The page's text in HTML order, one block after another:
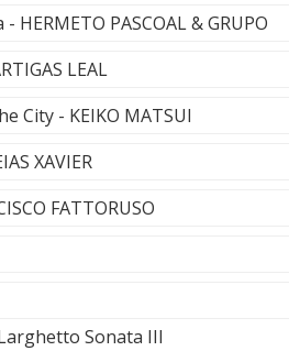
HERMETO PASCOAL & GRUPO
LEAL
City - KEIKO MATSUI
XAVIER
FATTORUSO
Sonata III